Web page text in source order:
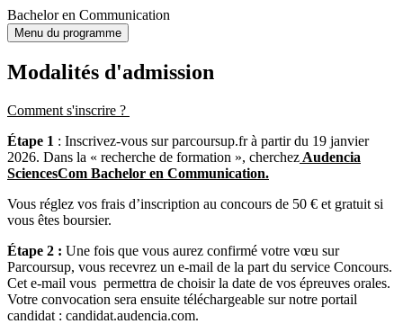
Bachelor en Communication
Menu du programme
Modalités d'admission
Comment s'inscrire ?
Étape 1 : Inscrivez-vous sur parcoursup.fr à partir du 19 janvier
2026. Dans la « recherche de formation », cherchez Audencia
SciencesCom Bachelor en Communication.
Vous réglez vos frais d’inscription au concours de 50 € et gratuit si
vous êtes boursier.
Étape 2 : Une fois que vous aurez confirmé votre vœu sur
Parcoursup, vous recevrez un e-mail de la part du service Concours.
Cet e-mail vous permettra de choisir la date de vos épreuves orales.
Votre convocation sera ensuite téléchargeable sur notre portail
candidat : candidat.audencia.com.